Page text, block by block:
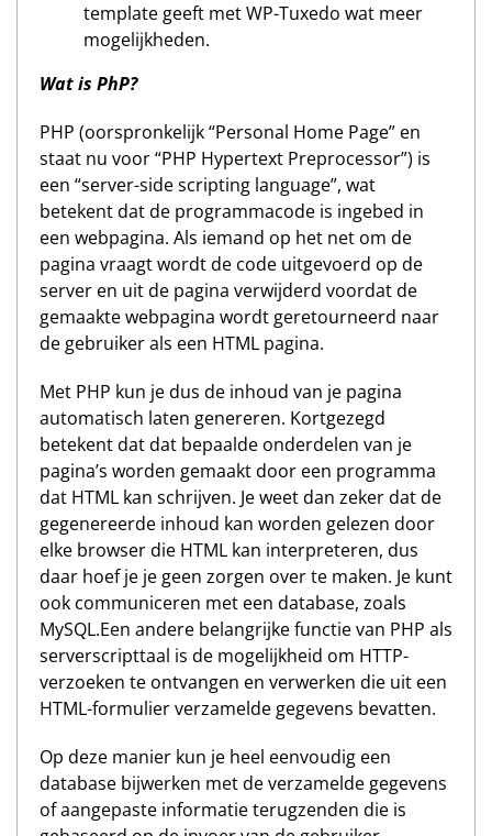
template geeft met WP-Tuxedo wat meer
mogelijkheden.
Wat is PhP?
PHP (oorspronkelijk “Personal Home Page” en
staat nu voor “PHP Hypertext Preprocessor”) is
een “server-side scripting language”, wat
betekent dat de programmacode is ingebed in
een webpagina. Als iemand op het net om de
pagina vraagt wordt de code uitgevoerd op de
server en uit de pagina verwijderd voordat de
gemaakte webpagina wordt geretourneerd naar
de gebruiker als een HTML pagina.
Met PHP kun je dus de inhoud van je pagina
automatisch laten genereren. Kortgezegd
betekent dat dat bepaalde onderdelen van je
pagina’s worden gemaakt door een programma
dat HTML kan schrijven. Je weet dan zeker dat de
gegenereerde inhoud kan worden gelezen door
elke browser die HTML kan interpreteren, dus
daar hoef je je geen zorgen over te maken. Je kunt
ook communiceren met een database, zoals
MySQL.Een andere belangrijke functie van PHP als
serverscripttaal is de mogelijkheid om HTTP-
verzoeken te ontvangen en verwerken die uit een
HTML-formulier verzamelde gegevens bevatten.
Op deze manier kun je heel eenvoudig een
database bijwerken met de verzamelde gegevens
of aangepaste informatie terugzenden die is